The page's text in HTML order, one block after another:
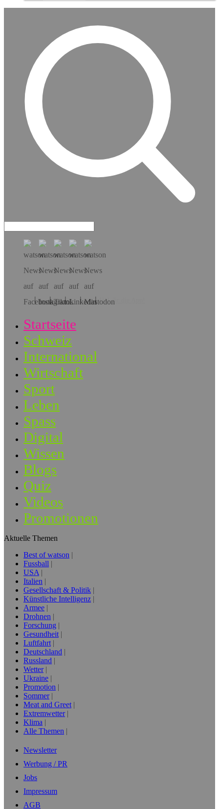
Hol dir die App!
Startseite
Schweiz
International
Wirtschaft
Sport
Leben
Spass
Digital
Wissen
Blogs
Quiz
Videos
Promotionen
Aktuelle Themen
Best of watson
Fussball
USA
Italien
Gesellschaft & Politik
Künstliche Intelligenz
Armee
Drohnen
Forschung
Gesundheit
Luftfahrt
Deutschland
Russland
Wetter
Ukraine
Promotion
Sommer
Meat and Greet
Extremwetter
Klima
Alle Themen
Newsletter
Werbung / PR
Jobs
Impressum
AGB